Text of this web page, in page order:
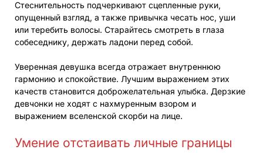
Стеснительность подчеркивают сцепленные руки,
опущенный взгляд, а также привычка чесать нос, уши
или теребить волосы. Старайтесь смотреть в глаза
собеседнику, держать ладони перед собой.
Уверенная девушка всегда отражает внутреннюю
гармонию и спокойствие. Лучшим выражением этих
качеств становится доброжелательная улыбка. Дерзкие
девчонки не ходят с нахмуренным взором и
выражением вселенской скорби на лице.
Умение отстаивать личные границы